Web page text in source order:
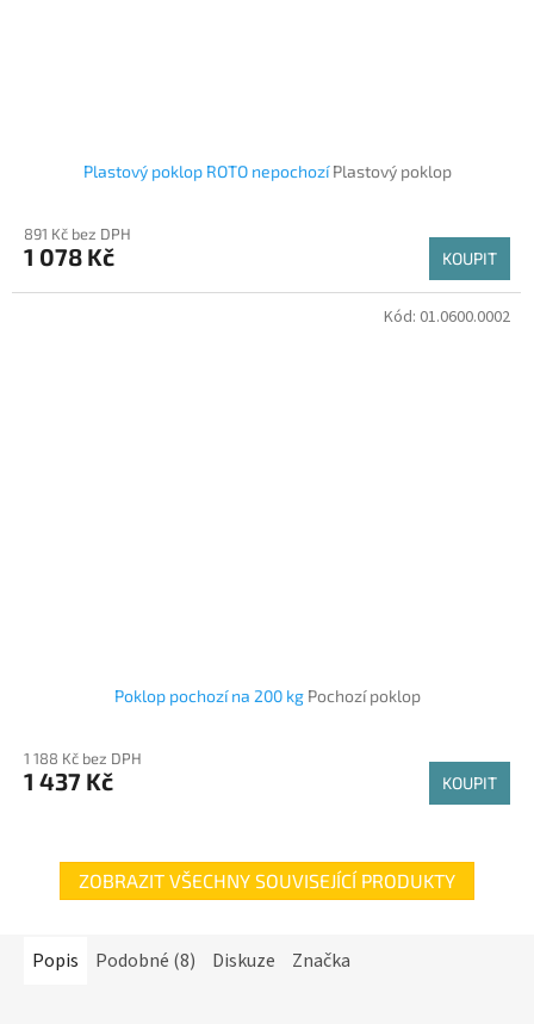
Plastový poklop ROTO nepochozíPlastový poklop
891 Kč bez DPH
1 078 Kč KOUPIT
Poklop pochozí na 200 kg Pochozí poklop
1 188 Kč bez DPH
1 437 Kč KOUPIT
Kód: 01.0600.0002
ZOBRAZIT VŠECHNY SOUVISEJÍCÍ PRODUKTY
Popis Podobné (8) Diskuze Značka